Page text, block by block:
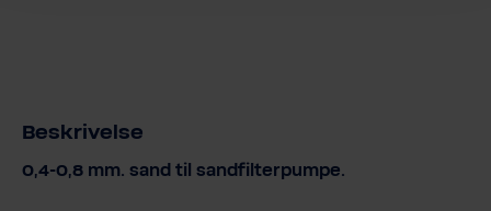
Beskrivelse
0,4-0,8 mm. sand til sandfilterpumpe.